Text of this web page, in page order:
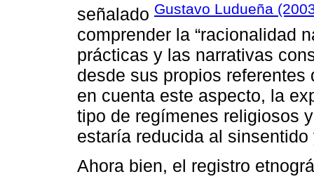
señalado Gustavo Ludueña
comprender la “racionalidad
prácticas y las narrativas
desde sus propios
en cuenta este aspecto, la
tipo de regímenes religiosos
estaría reducida al
Ahora bien, el registro